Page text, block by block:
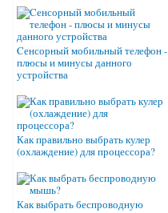
Cенсорный мобильный телефон -
плюсы и минусы данного
устройства
Как правильно выбрать кулер
(охлаждение) для процессора?
Как выбрать беспроводную